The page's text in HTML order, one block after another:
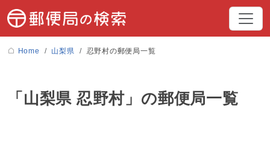
Home 山梨県 忍野村の郵便局一覧
「山梨県 忍野村」の郵便局一覧